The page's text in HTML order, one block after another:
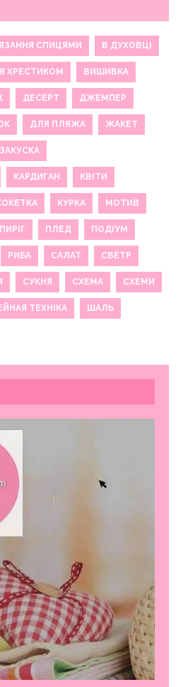
СПИЦЯМИ В ДУХОВЦІ
ХРЕСТИКОМ ВИШИВКА
ДЕСЕРТ ДЖЕМПЕР
ДЛЯ ПЛЯЖА ЖАКЕТ
ЗАКУСКА
КАРДИГАН КВІТИ
КУРКА МОТИВ
ПИРІГ ПЛЕД ПОДІУМ
РИБА САЛАТ СВЕТР
СУКНЯ СХЕМА СХЕМИ
ТЕХНІКА ШАЛЬ